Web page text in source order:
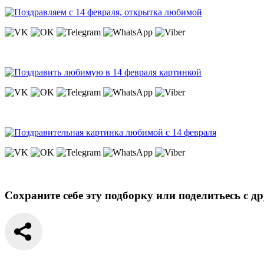
Сохраните себе эту подборку или поделитьесь с